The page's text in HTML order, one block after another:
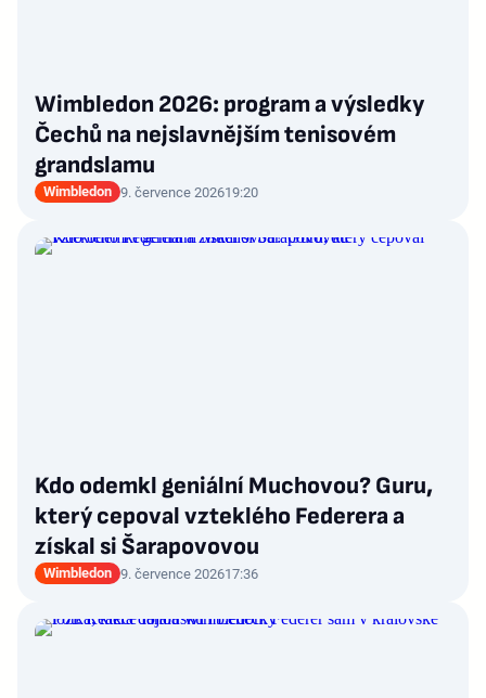
Wimbledon 2026: program a výsledky
Čechů na nejslavnějším tenisovém
grandslamu
Wimbledon 9. července 202619:20
Kdo odemkl geniální Muchovou? Guru,
který cepoval vzteklého Federera a
získal si Šarapovovou
Wimbledon 9. července 202617:36